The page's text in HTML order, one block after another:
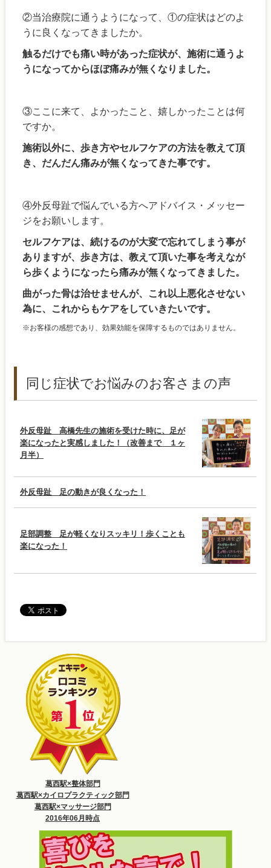
②当治療院に通うようになって、①の症状はどのよ
うに良くなってきましたか。
触るだけでも痛い時があった症状が、施術に通うよ
うになってからほぼ痛みが無くなりました。
③ここに来て、よかったこと、嬉しかったことは何
ですか。
施術以外に、歩き方やセルフケアの方法を教えて頂
き、だんだん痛みが無くなってきた事です。
④外反母趾で悩んでいる方へアドバイス・メッセー
ジをお願いします。
セルフケアは、続けるのが大変で忘れてしまう事が
ありますが、歩き方は、教えて頂いた事を考えなが
ら歩くようになったら痛みが無くなってきました。
曲がった骨は治せませんが、これ以上悪化させない
為に、これからもケアをしていきたいです。
※お客様の感想であり、効果効能を保障するものではありません。
同じ症状でお悩みのお客さまの声
外反母趾 高橋先生の施術を受けた時に、足が
楽になったと実感しました！（改善まで １ヶ
月半）
外反母趾 足の動きが良くなった！
足部調整 足が軽くなりスッキリ！歩くことも
楽になった！
葛西駅×整体部門
葛西駅×カイロプラクティック部門
葛西駅×マッサージ部門
2016年06月時点